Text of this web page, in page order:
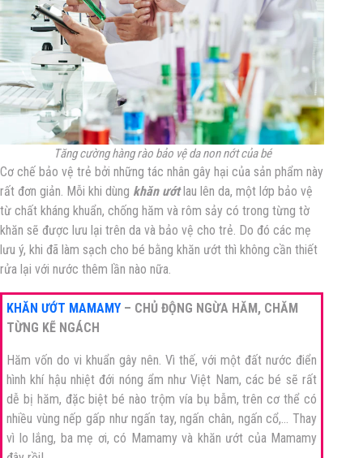
Tăng cường hàng rào bảo vệ da non nớt của bé
Cơ chế bảo vệ trẻ bởi những tác nhân gây hại của sản phẩm này
rất đơn giản. Mỗi khi dùng khăn ướtlau lên da, một lớp bảo vệ
từ chất kháng khuẩn, chống hăm và rôm sảy có trong từng tờ
khăn sẽ được lưu lại trên da và bảo vệ cho trẻ. Do đó các mẹ
lưu ý, khi đã làm sạch cho bé bằng khăn ướt thì không cần thiết
rửa lại với nước thêm lần nào nữa.
KHĂN ƯỚT MAMAMY – CHỦ ĐỘNG NGỪA HĂM, CHĂM
TỪNG KẼ NGÁCH
Hăm vốn do vi khuẩn gây nên. Vì thế, với một đất nước điển
hình khí hậu nhiệt đới nóng ẩm như Việt Nam, các bé sẽ rất
dễ bị hăm, đặc biệt bé nào trộm vía bụ bẫm, trên cơ thể có
nhiều vùng nếp gấp như ngấn tay, ngấn chân, ngấn cổ,… Thay
vì lo lắng, ba mẹ ơi, có Mamamy và khăn ướt của Mamamy